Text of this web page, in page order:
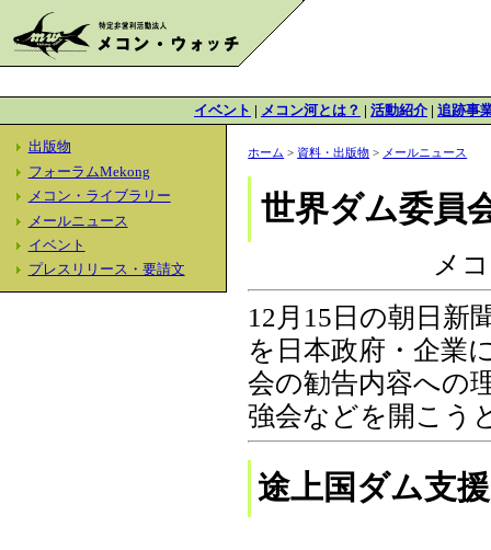
イベント | メコン河とは？ | 活動紹介 | 追跡事
出版物
フォーラムMekong
メコン・ライブラリー
メールニュース
イベント
プレスリリース・要請文
ホーム > 資料・出版物 > メールニュース
世界ダム委員
メ
12月15日の朝日新
を日本政府・企業
会の勧告内容への
強会などを開こう
途上国ダム支